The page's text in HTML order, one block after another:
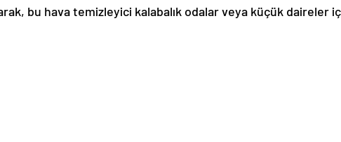
bu hava temizleyici kalabalık odalar veya küçük daireler